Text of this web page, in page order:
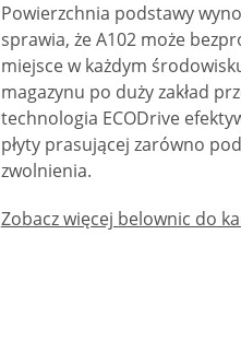
Powierzchnia podstawy
sprawia, że A102 może
miejsce w każdym
magazynu po duży zakład
technologia ECODrive
płyty prasującej zarówno
zwolnienia.
Zobacz więcej belownic do